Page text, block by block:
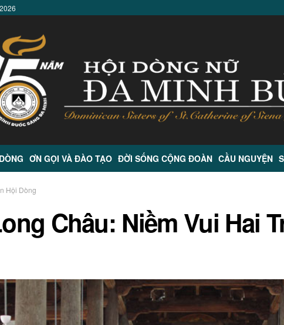
ƠN GỌI VÀ ĐÀO TẠO ĐỜI SỐNG CỘNG ĐOÀN CẦU NGUYỆN
Hội Dòng
Châu: Niềm Vui Hai